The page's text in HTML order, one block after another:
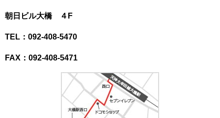
朝日ビル大橋 ４F
TEL：092-408-5470
FAX：092-408-5471